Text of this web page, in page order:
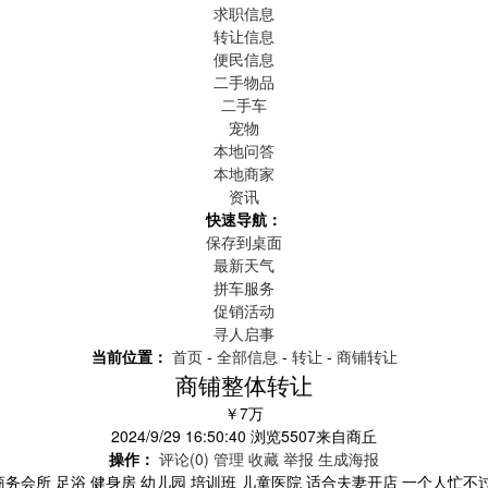
求职信息
转让信息
便民信息
二手物品
二手车
宠物
本地问答
本地商家
资讯
快速导航：
保存到桌面
最新天气
拼车服务
促销活动
寻人启事
当前位置： 首页- 全部信息 - 转让 - 商铺转让
商铺整体转让
￥7万
2024/9/29 16:50:40 浏览5507来自商丘
操作： 评论(0) 管理 收藏 举报 生成海报
会所 足浴 健身房 幼儿园 培训班 儿童医院 适合夫妻开店 一个人忙不